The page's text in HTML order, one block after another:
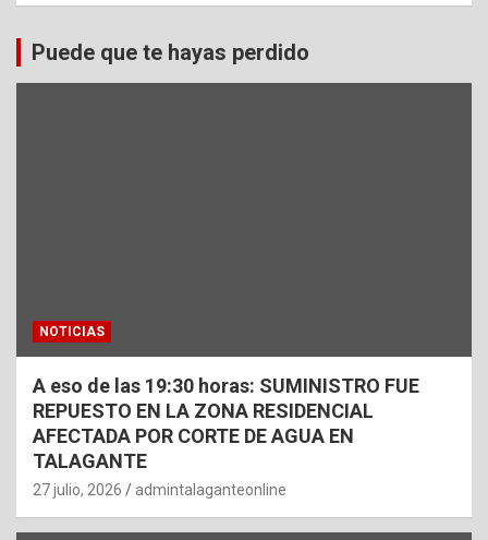
Puede que te hayas perdido
NOTICIAS
A eso de las 19:30 horas: SUMINISTRO FUE
REPUESTO EN LA ZONA RESIDENCIAL
AFECTADA POR CORTE DE AGUA EN
TALAGANTE
27 julio, 2026 admintalaganteonline